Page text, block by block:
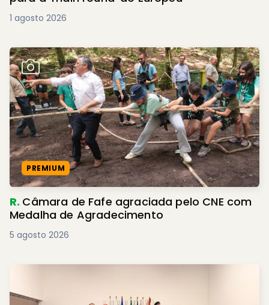
1 agosto 2026
PREMIUM
R. Câmara de Fafe agraciada pelo CNE com
Medalha de Agradecimento
5 agosto 2026